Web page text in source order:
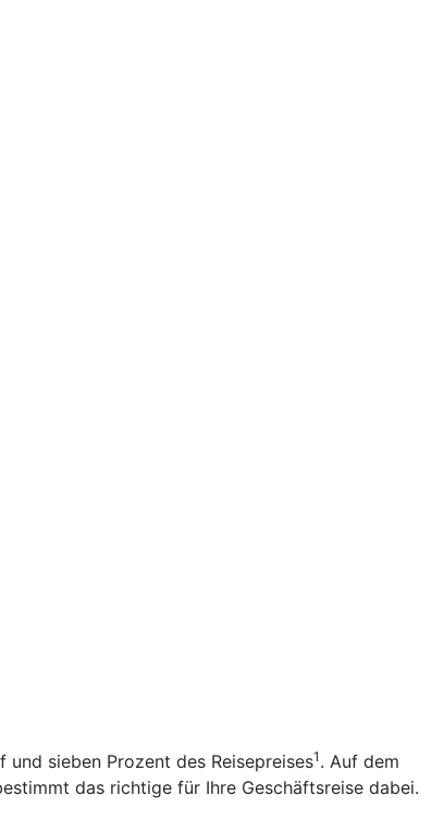
sieben Prozent des Reisepreises1 . Auf dem
das richtige für Ihre Geschäftsreise dabei.